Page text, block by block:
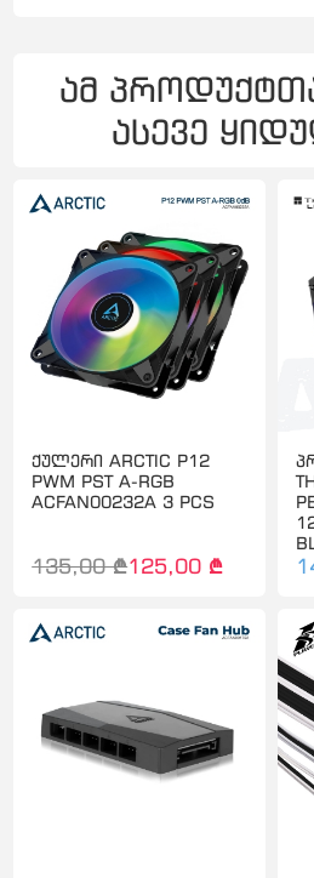
ამ
ასევე
ქულერი ARCTIC P12
PWM PST A-RGB
ACFAN00232A 3 PCS
135,00 ₾125,00 ₾